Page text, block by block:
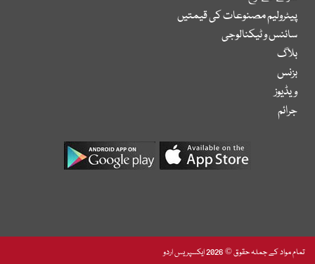
پیٹرولیم مصنوعات کی قیمتیں
سائنس و ٹیکنالوجی
بلاگ
بزنس
ویڈیوز
جرائم
تمام مواد کے جملہ حقوق © 2026 ایکسپریس اردو